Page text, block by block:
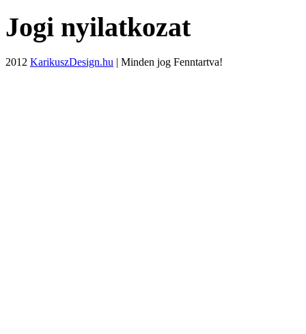
Jogi nyilatkozat
2012 KarikuszDesign.hu | Minden jog Fenntartva!